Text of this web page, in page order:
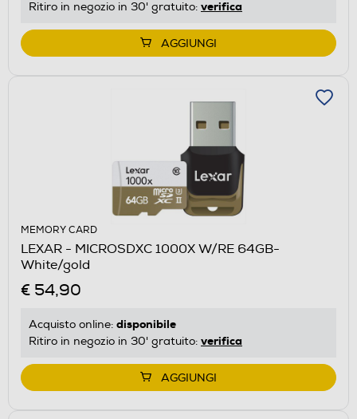
Ritiro in negozio in 30' gratuito: verifica
AGGIUNGI
MEMORY CARD
LEXAR - MICROSDXC 1000X W/RE 64GB-
White/gold
€ 54,90
Acquisto online: disponibile
Ritiro in negozio in 30' gratuito: verifica
AGGIUNGI